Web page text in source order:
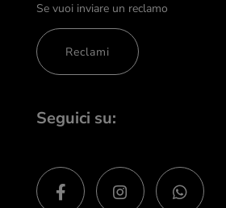
Se vuoi inviare un reclamo
Reclami
Seguici su: